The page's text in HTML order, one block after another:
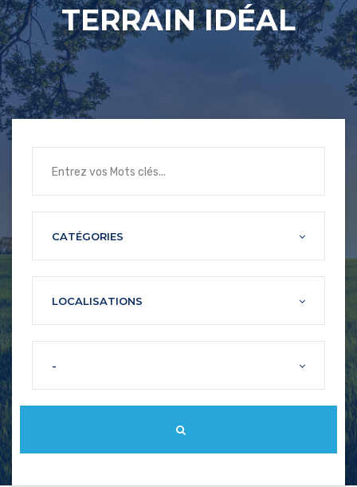
TERRAIN IDÉAL
CATÉGORIES
LOCALISATIONS
-